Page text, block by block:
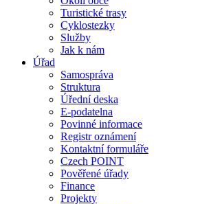
Turistické trasy
Cyklostezky
Služby
Jak k nám
Úřad
Samospráva
Struktura
Úřední deska
E-podatelna
Povinné informace
Registr oznámení
Kontaktní formuláře
Czech POINT
Pověřené úřady
Finance
Projekty